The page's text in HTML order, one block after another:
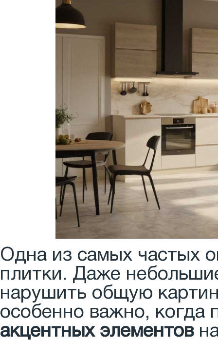
Одна из самых частых
плитки. Даже
нарушить общую
особенно важно, когда
акцентных элементов